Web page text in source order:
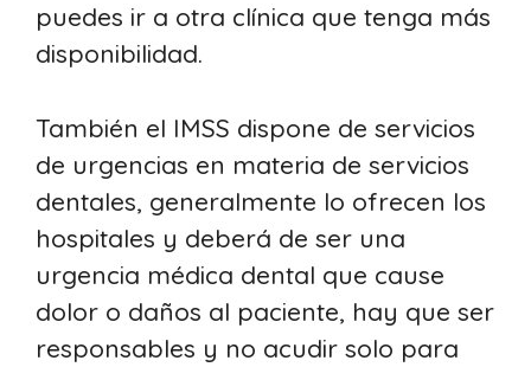
puedes ir a otra clínica que tenga más
disponibilidad.
También el IMSS dispone de servicios
de urgencias en materia de servicios
dentales, generalmente lo ofrecen los
hospitales y deberá de ser una
urgencia médica dental que cause
dolor o daños al paciente, hay que ser
responsables y no acudir solo para